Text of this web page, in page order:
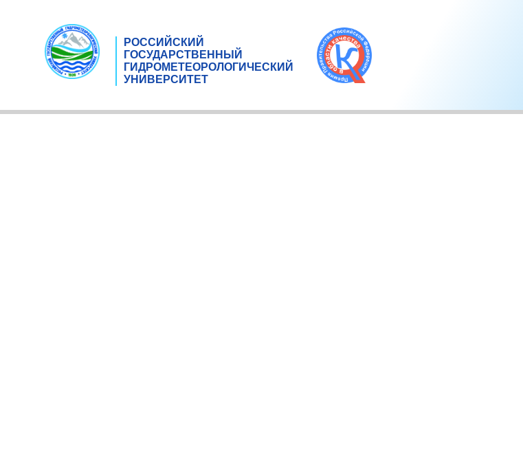
РОССИЙСКИЙ
ГОСУДАРСТВЕННЫЙ
ГИДРОМЕТЕОРОЛОГИЧЕСКИЙ
УНИВЕРСИТЕТ